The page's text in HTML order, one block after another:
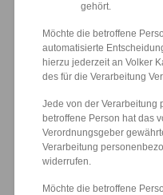
gehört.
Möchte die betroffene
automatisierte
hierzu jederzeit an Volker
des für die Verarbeitung
Jede von der Verarbeitung
betroffene Person hat das
Verordnungsgeber
Verarbeitung
widerrufen.
Möchte die betroffene